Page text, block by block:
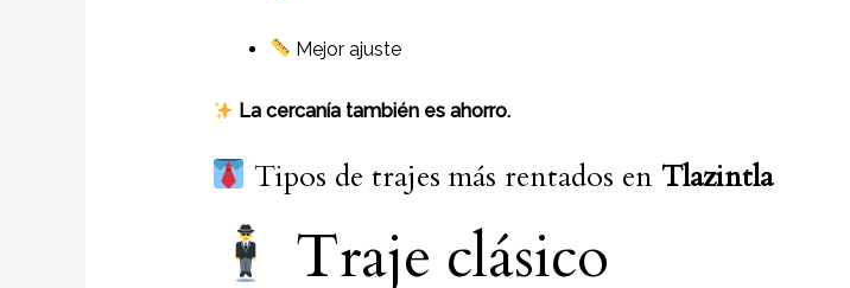
Mejor ajuste
La cercanía también es ahorro.
Tipos de trajes más rentados enTlazintla
Traje clásico